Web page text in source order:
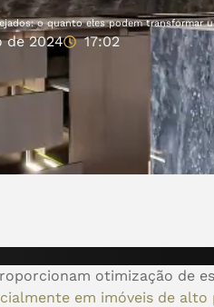
o quanto eles podem transformar
de 2024 17:02
otimização de
em imóveis de alto